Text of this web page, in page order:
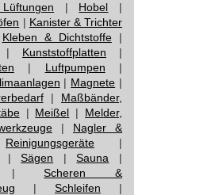
| Hobel |
| Kanister & Trichter
Kleben & Dichtstoffe|
| Kunststoffplatten |
| Luftpumpen |
| Magnete |
| Maßbänder,
| Meißel | Melder,
| Nagler &
Reinigungsgeräte |
|Sägen |Sauna |
Scheren &
| Schleifen |